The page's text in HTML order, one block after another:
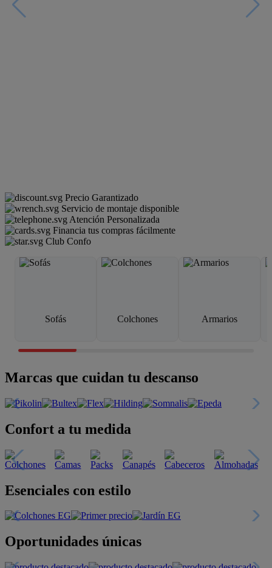
Precio Garantizado
Servicio de montaje disponible
Atención Personalizada
Financia tus compras fácilmente
Club Confo
Sofás Colchones Armarios
Marcas que cuidan tu descanso
Confort a tu medida
Esenciales con estilo
Oportunidades únicas